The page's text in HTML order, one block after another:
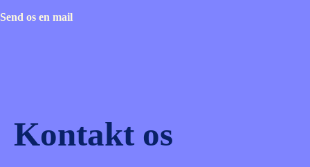
Send os en mail
Kontakt os